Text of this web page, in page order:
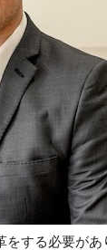
する必要が